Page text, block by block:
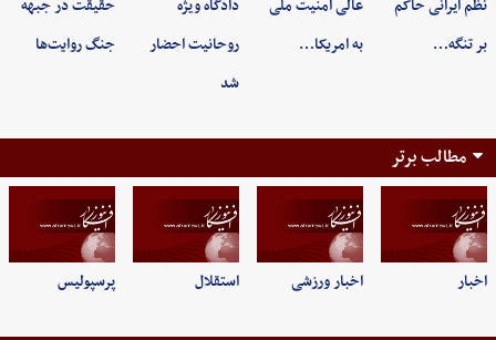
نظم ایرانی حاکم
بر تنگه…
عالی امنیت ملی
به امریکا…
دادگاه ویژه
روحانیت احضار
شد
حقیقت در جبهه
جنگ روایت‌ها
مطالب برتر
اخبار اخبار ورزشی استقلال پرسپولیس